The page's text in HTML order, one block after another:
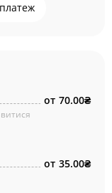
от 70.00₴
от 35.00₴